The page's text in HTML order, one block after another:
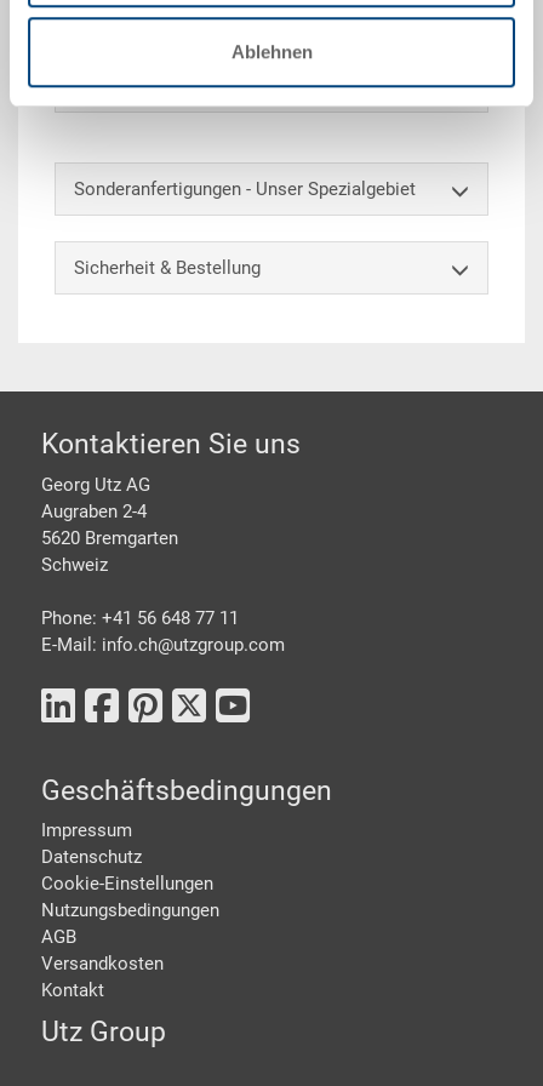
Ablehnen
gekennzeichnet und unterteilt werden.
Optionales Zubehör
Sonderanfertigungen - Unser Spezialgebiet
Sicherheit & Bestellung
Footer
Kontaktieren Sie uns
Georg Utz AG
Augraben 2-4
5620 Bremgarten
Schweiz
Phone: +41 56 648 77 11
E-Mail: info.ch@utzgroup.com
Geschäftsbedingungen
Impressum
Datenschutz
Cookie-Einstellungen
Nutzungsbedingungen
AGB
Versandkosten
Kontakt
Utz Group